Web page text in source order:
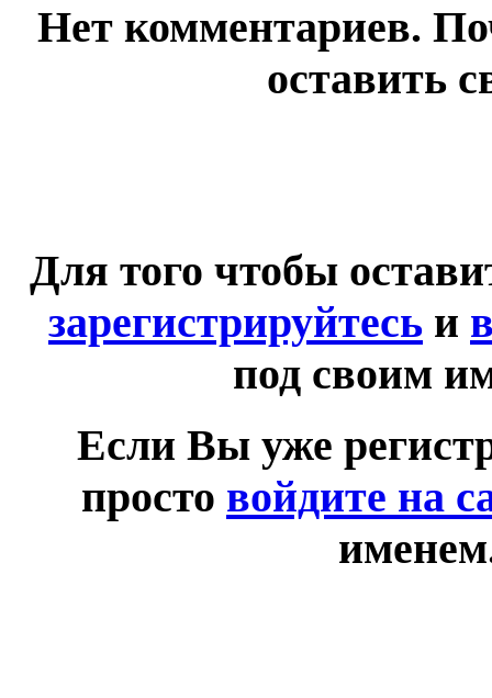
Нет комментариев.
оставить
Для того чтобы
зарегистрируйтесь и
под своим
Если Вы уже
просто войдите на